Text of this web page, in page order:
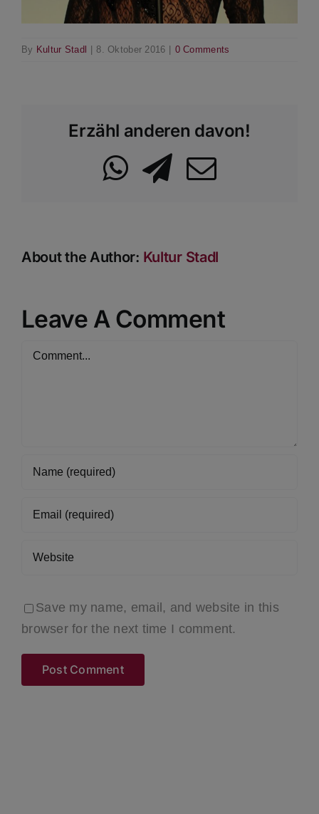
By Kultur Stadl 8. Oktober 2016 0 Comments
Erzähl anderen davon!
WhatsApp
Telegram
Email
About the Author: Kultur Stadl
Leave A Comment
Comment
Save my name, email, and website in this
browser for the next time I comment.